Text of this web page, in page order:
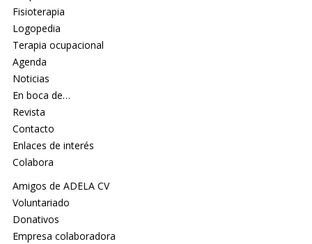
Fisioterapia
Logopedia
Terapia ocupacional
Agenda
Noticias
En boca de…
Revista
Contacto
Enlaces de interés
Colabora
Amigos de ADELA CV
Voluntariado
Donativos
Empresa colaboradora